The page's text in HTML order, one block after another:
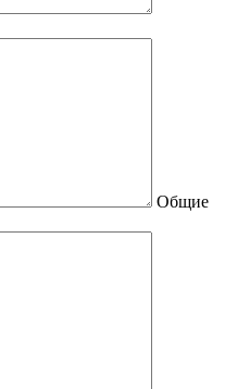
Общие